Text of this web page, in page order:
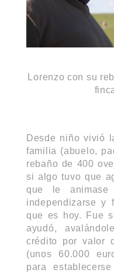
Lorenzo con su
Desde niño vivió
familia (abuelo,
rebaño de 400
si algo tuvo que
que le
independizarse y
que es hoy. Fue
ayudó,
crédito por valor
(unos 60.000
para